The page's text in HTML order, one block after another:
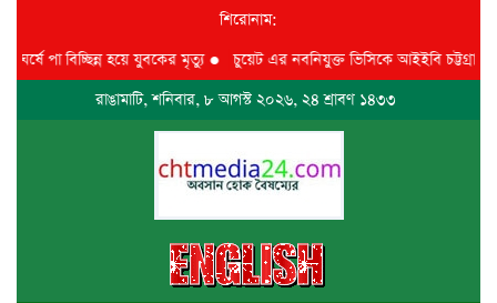
শিরোনাম:
পা বিচ্ছিন্ন হয়ে যুবকের মৃত্যু●চুয়েট এর নবনিযুক্ত ভিসিকে আইইবি চট্টগ্রাম
রাঙামাটি, শনিবার, ৮ আগস্ট ২০২৬, ২৪ শ্রাবণ ১৪৩৩